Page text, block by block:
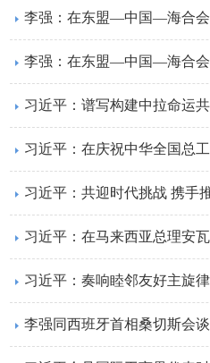
李强：在东盟—中国—海合
李强：在东盟—中国—海合
习近平：在马来西亚总理安
李强同西班牙首相桑切斯会谈